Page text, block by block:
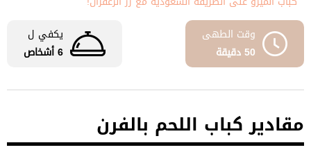
وقت الطهى
50 دقيقة
يكفي ل
6 أشخاص
مقادير كباب اللحم بالفرن